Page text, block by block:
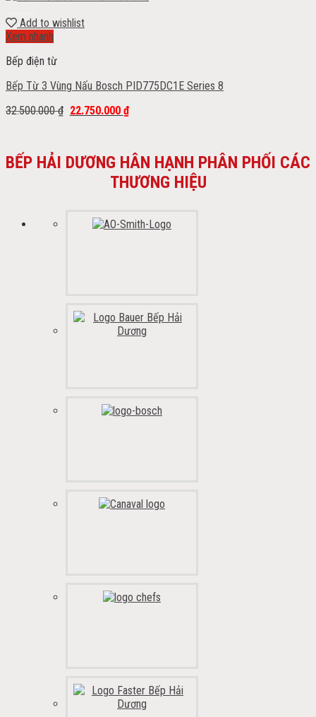
Add to wishlist
Xem nhanh
Bếp điện từ
Bếp Từ 3 Vùng Nấu Bosch PID775DC1E Series 8
32.500.000₫ 22.750.000 ₫
BẾP HẢI DƯƠNG HÂN HẠNH PHÂN PHỐI CÁC
THƯƠNG HIỆU